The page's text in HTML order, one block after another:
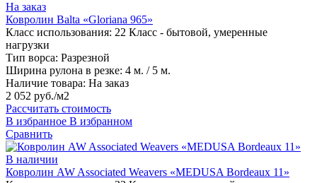
На заказ
Ковролин Balta «Gloriana 965»
Класс использования: 22 Класс - бытовой, умеренные
нагрузки
Тип ворса: Разрезной
Ширина рулона в резке: 4 м. / 5 м.
Наличие товара: На заказ
2 052 руб./м2
Рассчитать стоимость
В избранное В избранном
Сравнить
В наличии
Ковролин AW Associated Weavers «MEDUSA Bordeaux 11»